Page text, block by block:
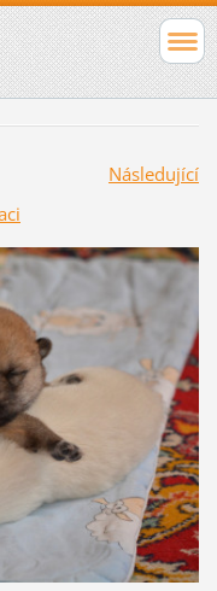
Následující